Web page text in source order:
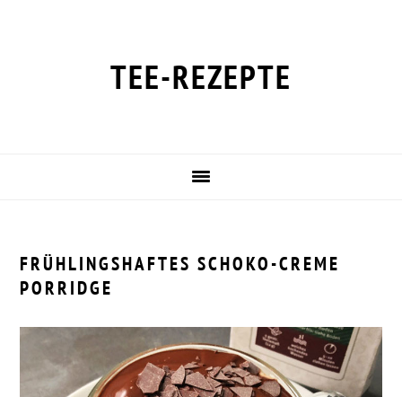
TEE-REZEPTE
FRÜHLINGSHAFTES SCHOKO-CREME
PORRIDGE